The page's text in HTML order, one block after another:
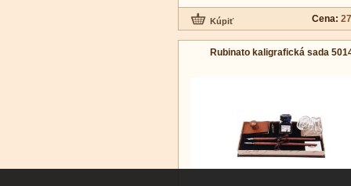
Cena:
Rubinato kaligrafická sada